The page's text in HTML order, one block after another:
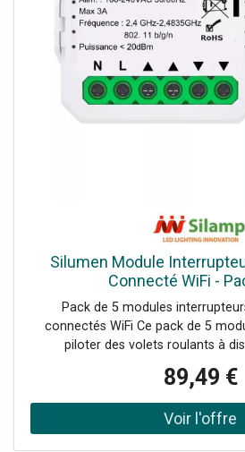
Le retour haptique confirme la prise
Bénéficiez de 2 ans de garantie
connecté avec l'assistance
Silumen Module
Connecté WiFi -
Pack de 5 modules
connectés WiFi Ce pack de 5
piloter des volets roulants à
solution connectée, sans nécessiter
Caractéristiques essentielles
compatible avec les applications
commander l’ouverture et la
89,49 €